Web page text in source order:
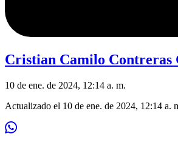
Cristian Camilo Contreras
10 de ene. de 2024, 12:14 a. m.
Actualizado el 10 de ene. de 2024, 12:14 a.